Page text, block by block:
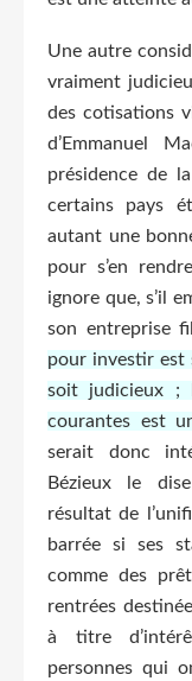
Une autre
vraiment
des cotisations
d’Emmanuel
présidence de
certains pays
autant une
pour s’en
ignore que, s’il
son entreprise
pour investir est
soit judicieux ;
courantes est
serait donc
Bézieux le
résultat de
barrée si ses
comme des
rentrées
à titre
personnes qui